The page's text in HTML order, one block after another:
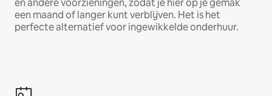
een maand of langer kunt verblijven. Het is het
perfecte alternatief voor ingewikkelde onderhuur.